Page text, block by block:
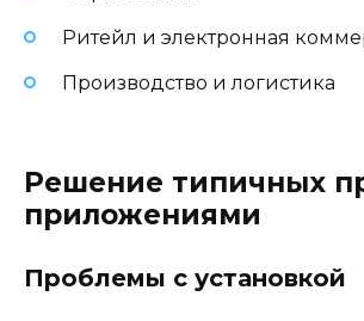
Ритейл и электронная
Производство и логистика
Решение типичных
приложениями
Проблемы с установкой